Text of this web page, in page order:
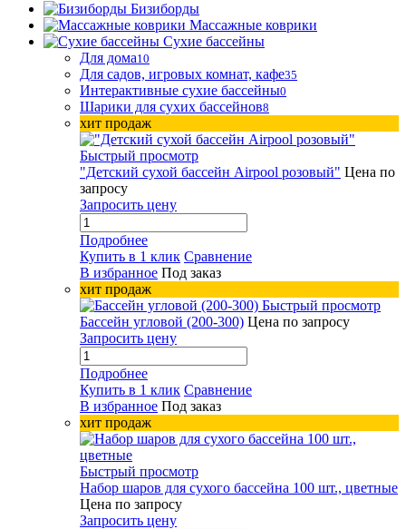
Бизиборды
Массажные коврики
Сухие бассейны
Для дома10
Для садов, игровых комнат, кафе35
Интерактивные сухие бассейны0
Шарики для сухих бассейнов8
хит продаж
Быстрый просмотр
"Детский сухой бассейн Airpool розовый" Цена по
запросу
Запросить цену
Подробнее
Купить в 1 клик Сравнение
В избранное Под заказ
хит продаж
Быстрый просмотр
Бассейн угловой (200-300) Цена по запросу
Запросить цену
Подробнее
Купить в 1 клик Сравнение
В избранное Под заказ
хит продаж
Быстрый просмотр
Набор шаров для сухого бассейна 100 шт., цветные
Цена по запросу
Запросить цену